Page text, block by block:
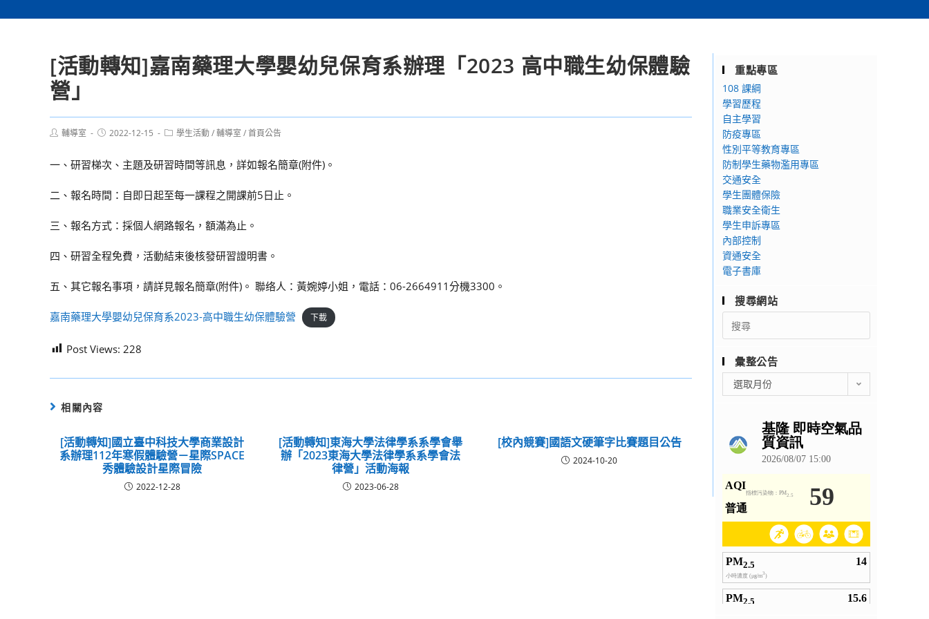
[活動轉知]嘉南藥理大學嬰幼兒保育系辦理「2023 高中職生幼保體驗
營」
Post輔導室
Post2022-12-15
Post學生活動/輔導室 /首頁公告
一、研習梯次、主題及研習時間等訊息，詳如報名簡章(附件)。
二、報名時間：自即日起至每一課程之開課前5日止。
三、報名方式：採個人網路報名，額滿為止。
四、研習全程免費，活動結束後核發研習證明書。
五、其它報名事項，請詳見報名簡章(附件)。 聯络人：黃婉婷小姐，電話：06-2664911分機3300。
嘉南藥理大學嬰幼兒保育系2023-高中職生幼保體驗營 下載
Post Views: 228
相關內容
[活動轉知]國立臺中科技大學商業設計
系辦理112年寒假體驗營－星際SPACE
秀體驗設計星際冒險
2022-12-28
[活動轉知]東海大學法律學系系學會舉
辦「2023東海大學法律學系系學會法
律營」活動海報
2023-06-28
[校內競賽]國語文硬筆字比賽題目公告
2024-10-20
重點專區
108 課綱
學習歷程
自主學習
防疫專區
性別平等教育專區
防制學生藥物濫用專區
交通安全
學生團體保險
職業安全衛生
學生申訴專區
內部控制
資通安全
電子書庫
搜尋網站
Search
for:
彙整公告
整
選取月份